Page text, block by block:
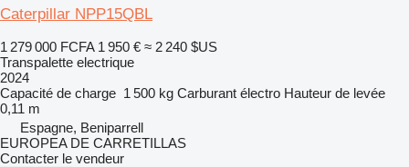
Caterpillar NPP15QBL
1 279 000 FCFA 1 950 € ≈ 2 240 $US
Transpalette electrique
2024
Capacité de charge 1 500 kg Carburant électro Hauteur de levée
0,11 m
Espagne, Beniparrell
EUROPEA DE CARRETILLAS
Contacter le vendeur